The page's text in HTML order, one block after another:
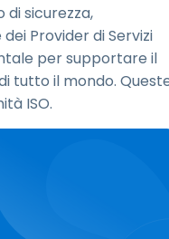
sicurezza,
Provider di Servizi
per supportare il
tutto il mondo.
ISO.